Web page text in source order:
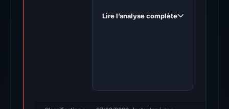
MayLire l’analyse complète